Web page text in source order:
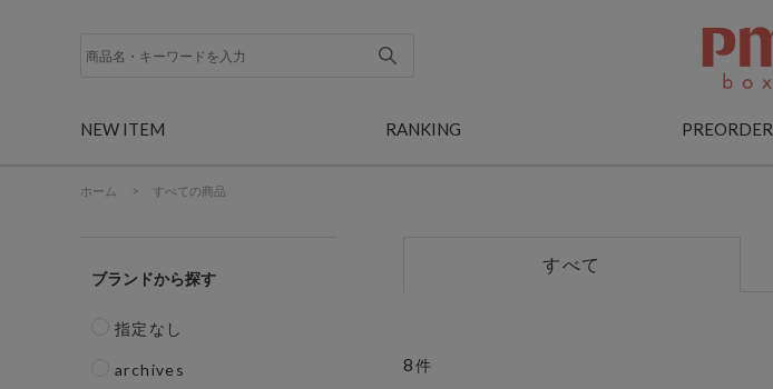
NEW ITEM RANKING PREORDER
ホーム > すべての商品
ブランド
指定なし
archives
すべて
8件